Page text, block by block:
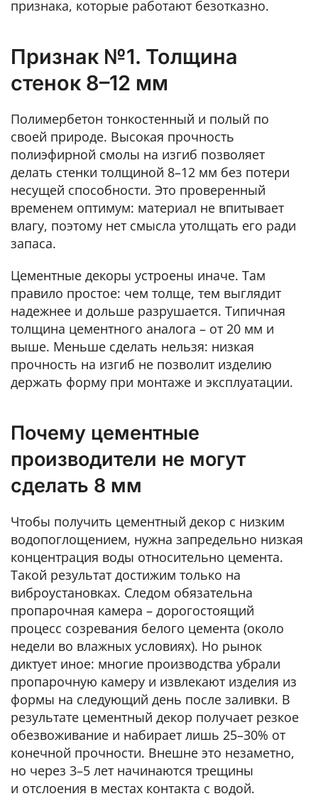
признака, которые работают безотказно.
Признак №1. Толщина
стенок 8–12 мм
Полимербетон тонкостенный и полый по
своей природе. Высокая прочность
полиэфирной смолы на изгиб позволяет
делать стенки толщиной 8–12 мм без потери
несущей способности. Это проверенный
временем оптимум: материал не впитывает
влагу, поэтому нет смысла утолщать его ради
запаса.
Цементные декоры устроены иначе. Там
правило простое: чем толще, тем выглядит
надежнее и дольше разрушается. Типичная
толщина цементного аналога – от 20 мм и
выше. Меньше сделать нельзя: низкая
прочность на изгиб не позволит изделию
держать форму при монтаже и эксплуатации.
Почему цементные
производители не могут
сделать 8 мм
Чтобы получить цементный декор с низким
водопоглощением, нужна запредельно низкая
концентрация воды относительно цемента.
Такой результат достижим только на
виброустановках. Следом обязательна
пропарочная камера – дорогостоящий
процесс созревания белого цемента (около
недели во влажных условиях). Но рынок
диктует иное: многие производства убрали
пропарочную камеру и извлекают изделия из
формы на следующий день после заливки. В
результате цементный декор получает резкое
обезвоживание и набирает лишь 25–30% от
конечной прочности. Внешне это незаметно,
но через 3–5 лет начинаются трещины
и отслоения в местах контакта с водой.